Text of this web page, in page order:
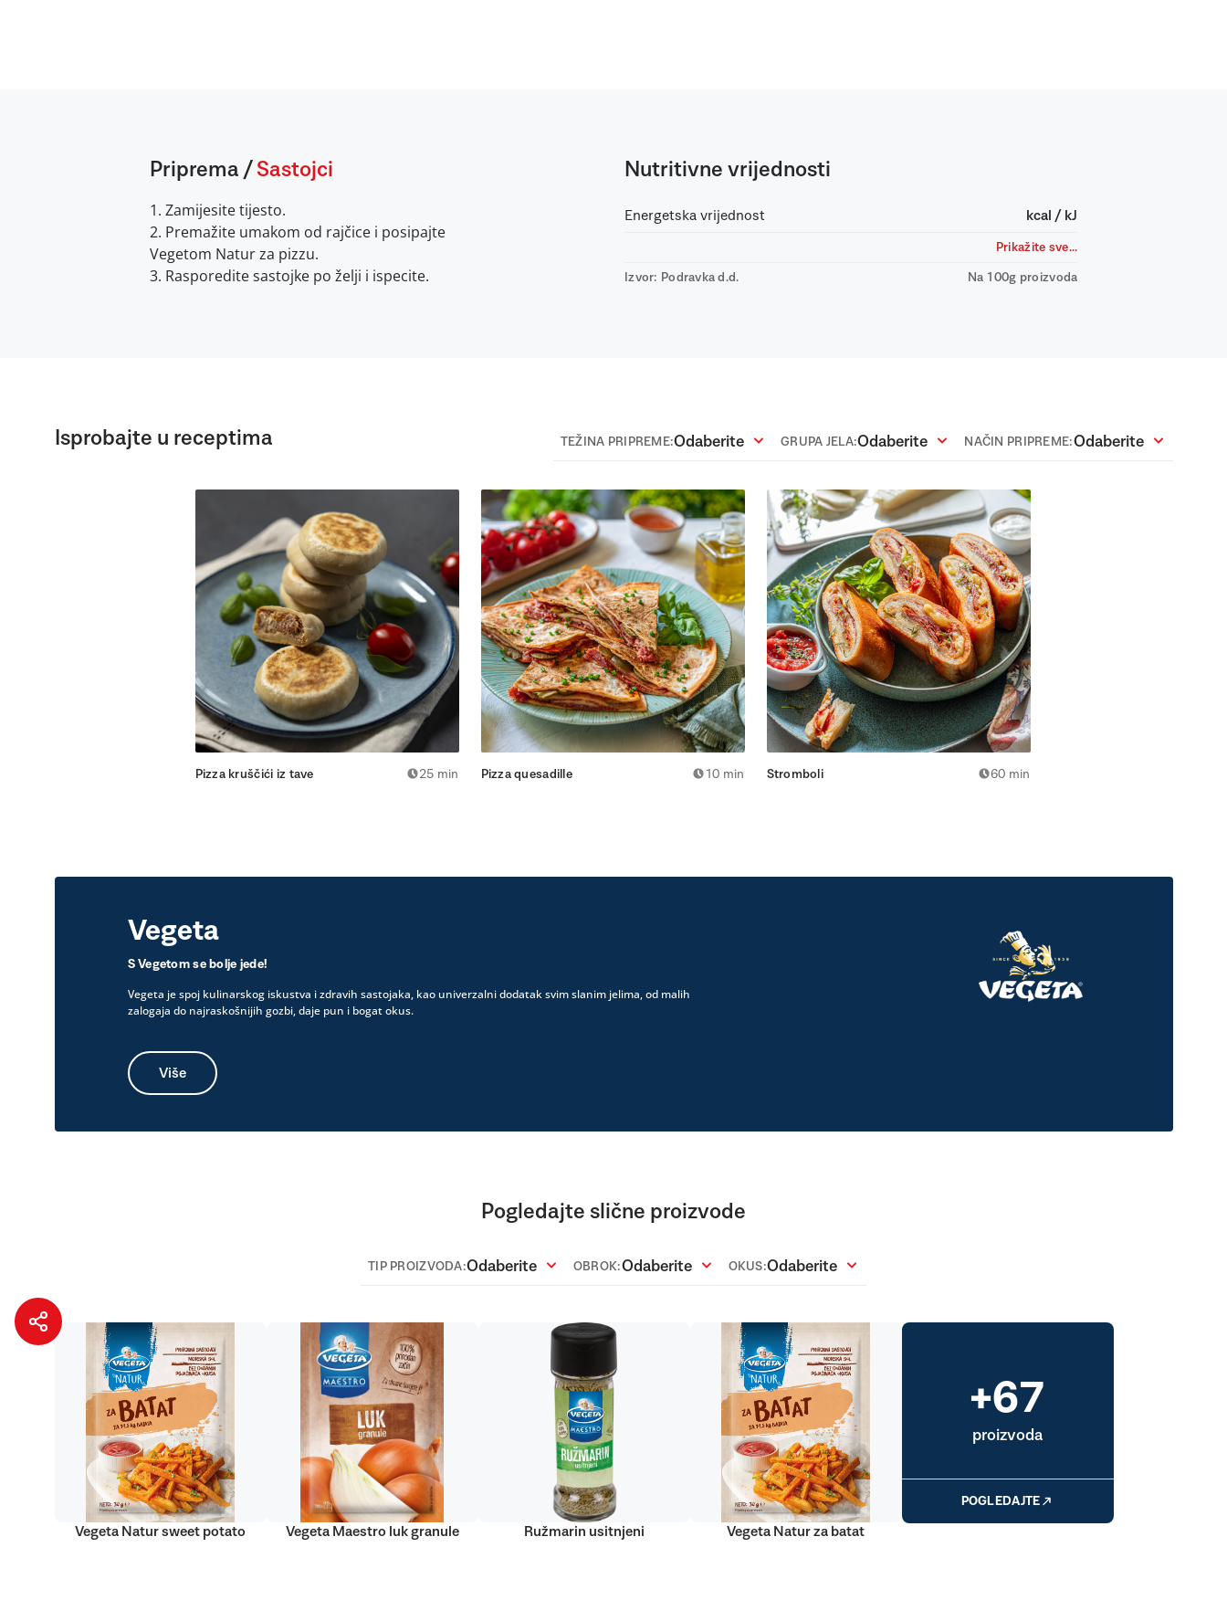
Priprema / Sastojci
1. Zamijesite tijesto.
2. Premažite umakom od rajčice i posipajte
Vegetom Natur za pizzu.
3. Rasporedite sastojke po želji i ispecite.
Nutritivne vrijednosti
Energetska vrijednost kcal / kJ
Prikažite sve...
Izvor: Podravka d.d. Na 100g proizvoda
Isprobajte u receptima TEŽINA PRIPREME:Odaberite GRUPA JELA:Odaberite NAČIN PRIPREME:Odaberite
Pizza kruščići iz tave 25 min Pizza quesadille 10 min Stromboli 60 min
Vegeta
S Vegetom se bolje jede!
Vegeta je spoj kulinarskog iskustva i zdravih sastojaka, kao univerzalni dodatak svim slanim jelima, od malih
zalogaja do najraskošnijih gozbi, daje pun i bogat okus.
Više
Pogledajte slične proizvode
TIP PROIZVODA:Odaberite OBROK:Odaberite OKUS:Odaberite
Vegeta Natur sweet potato Vegeta Maestro luk granule Ružmarin usitnjeni Vegeta Natur za batat
+67
proizvoda
POGLEDAJTE